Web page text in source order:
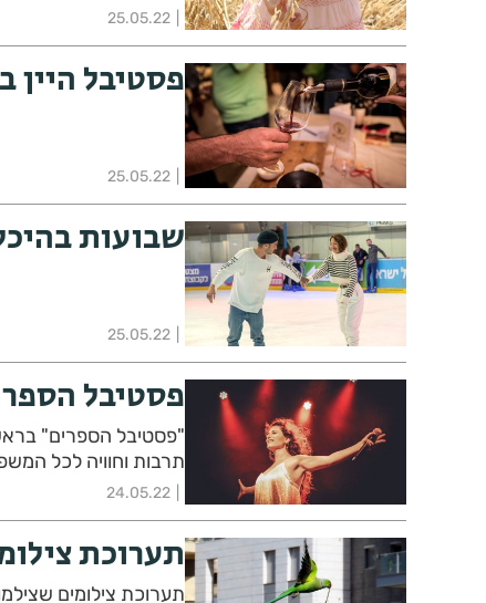
25.05.22
פסטיבל היין
25.05.22
שבועות
25.05.22
פסטיבל
תרבות וחוויה לכל
24.05.22
תערוכת
תערוכת צילומים